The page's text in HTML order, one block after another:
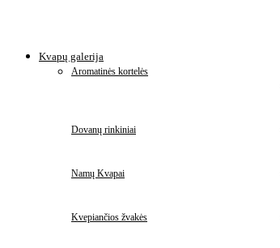
Kvapų galerija
Aromatinės kortelės
Dovanų rinkiniai
Namų Kvapai
Kvepiančios žvakės